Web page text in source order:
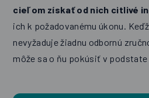
cieľom získať od nich citlivé
ich k požadovanému úkonu.
nevyžaduje žiadnu odbornú
môže sa o ňu pokúsiť v podstate